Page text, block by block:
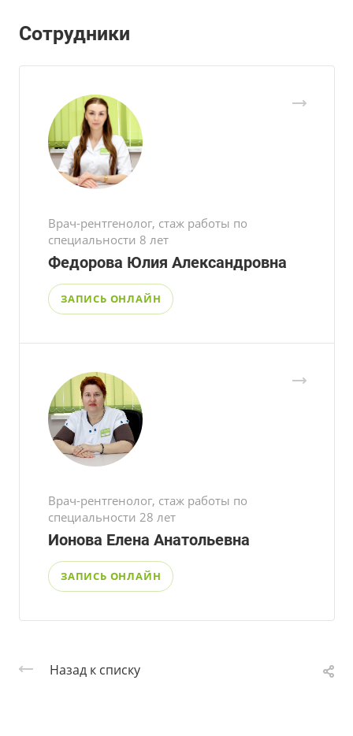
Сотрудники
Врач-рентгенолог, стаж работы по
специальности 8 лет
Федорова Юлия Александровна
ЗАПИСЬ ОНЛАЙН
Врач-рентгенолог, стаж работы по
специальности 28 лет
Ионова Елена Анатольевна
ЗАПИСЬ ОНЛАЙН
Назад к списку